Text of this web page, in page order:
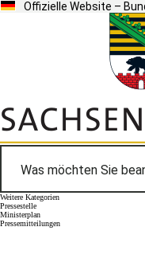
Offizielle Website –
Weitere Kategorien
Pressestelle
Ministerplan
Pressemitteilungen